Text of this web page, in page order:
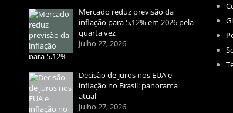
Mercado reduz previsão da
inflação para 5,12% em 2026 pela
quarta vez
julho 27, 2026
Decisão de juros nos EUA e
inflação no Brasil: panorama
atual
julho 27, 2026